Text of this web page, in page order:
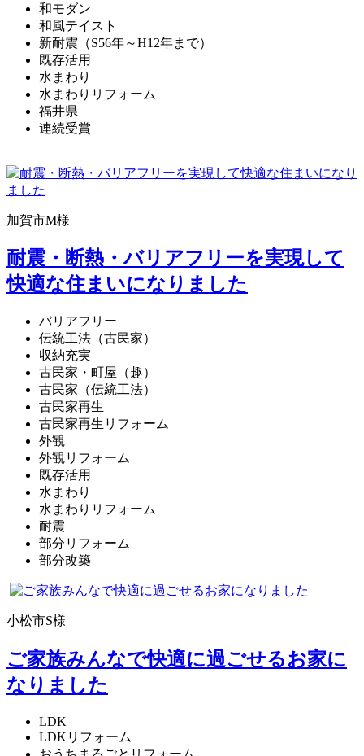
和モダン
和風テイスト
新耐震（S56年～H12年まで）
既存活用
水まわり
水まわりリフォーム
福井県
連続受賞
加賀市M様
耐震・断熱・バリアフリーを実現して
快適な住まいになりました
バリアフリー
伝統工法（古民家）
収納充実
古民家・町屋（趣）
古民家（伝統工法）
古民家再生
古民家再生リフォーム
外観
外観リフォーム
既存活用
水まわり
水まわりリフォーム
耐震
部分リフォーム
部分改築
小松市S様
ご家族みんなで快適に過ごせるお家に
なりました
LDK
LDKリフォーム